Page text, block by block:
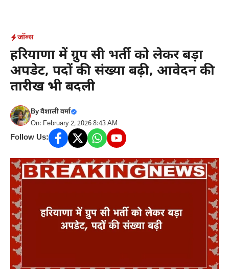
content
जॉब्स
हरियाणा में ग्रुप सी भर्ती को लेकर बड़ा
अपडेट, पदों की संख्या बढ़ी, आवेदन की
तारीख भी बदली
Byवैशाली वर्मा
On: February 2, 2026 8:43 AM
Follow Us: